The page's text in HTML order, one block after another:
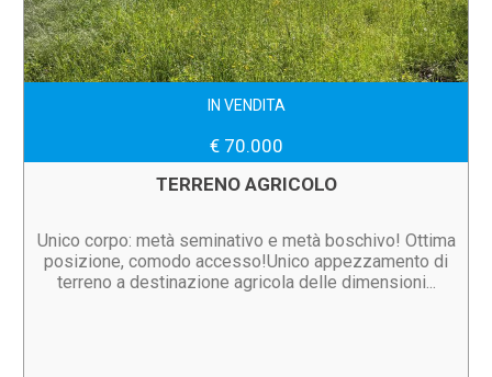
IN VENDITA
€ 70.000
TERRENO AGRICOLO
Unico corpo: metà seminativo e metà boschivo! Ottima
posizione, comodo accesso!Unico appezzamento di
terreno a destinazione agricola delle dimensioni...